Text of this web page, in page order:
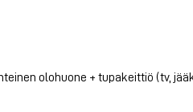
olohuone + tupakeittiö (tv,